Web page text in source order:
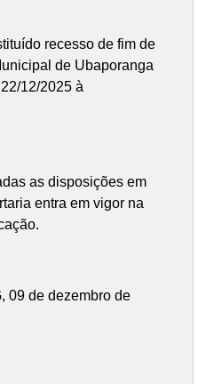
recesso de fim de
de Ubaporanga
12/2025 à
as disposições em
entra em vigor na
09 de dezembro de